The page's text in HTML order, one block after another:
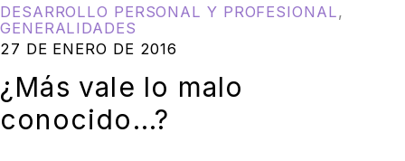
DESARROLLO PERSONAL Y PROFESIONAL,
GENERALIDADES
27 DE ENERO DE 2016
¿Más vale lo malo
conocido…?